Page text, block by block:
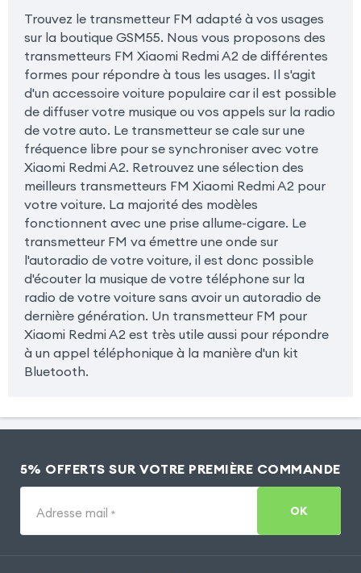
Trouvez le transmetteur FM adapté à vos usages
sur la boutique GSM55. Nous vous proposons des
transmetteurs FM Xiaomi Redmi A2 de différentes
formes pour répondre à tous les usages. Il s'agit
d'un accessoire voiture populaire car il est possible
de diffuser votre musique ou vos appels sur la radio
de votre auto. Le transmetteur se cale sur une
fréquence libre pour se synchroniser avec votre
Xiaomi Redmi A2. Retrouvez une sélection des
meilleurs transmetteurs FM Xiaomi Redmi A2 pour
votre voiture. La majorité des modèles
fonctionnent avec une prise allume-cigare. Le
transmetteur FM va émettre une onde sur
l'autoradio de votre voiture, il est donc possible
d'écouter la musique de votre téléphone sur la
radio de votre voiture sans avoir un autoradio de
dernière génération. Un transmetteur FM pour
Xiaomi Redmi A2 est très utile aussi pour répondre
à un appel téléphonique à la manière d'un kit
Bluetooth.
5% OFFERTS SUR VOTRE PREMIÈRE COMMANDE
Adresse mail * OK